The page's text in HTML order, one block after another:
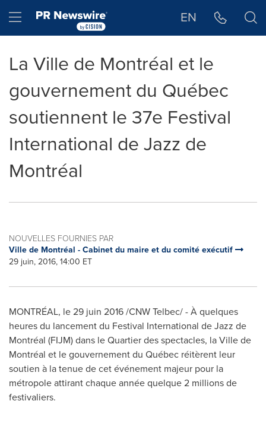
Hamburger menu EN
La Ville de Montréal et le
gouvernement du Québec
soutiennent le 37e Festival
International de Jazz de
Montréal
NOUVELLES FOURNIES PAR
Ville de Montréal - Cabinet du maire et du comité exécutif
29 juin, 2016, 14:00 ET
MONTRÉAL, le 29 juin 2016 /CNW Telbec/ - À quelques
heures du lancement du Festival International de Jazz de
Montréal (FIJM) dans le Quartier des spectacles, la Ville de
Montréal et le gouvernement du Québec réitèrent leur
soutien à la tenue de cet événement majeur pour la
métropole attirant chaque année quelque 2 millions de
festivaliers.